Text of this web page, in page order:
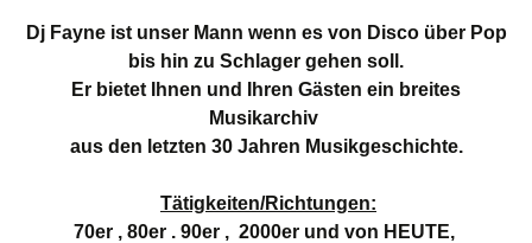
Dj Fayne ist unser Mann wenn es von Disco über Pop
bis hin zu Schlager gehen soll.
Er bietet Ihnen und Ihren Gästen ein breites
Musikarchiv
aus den letzten 30 Jahren Musikgeschichte.
Tätigkeiten/Richtungen:
70er , 80er . 90er , 2000er und von HEUTE,